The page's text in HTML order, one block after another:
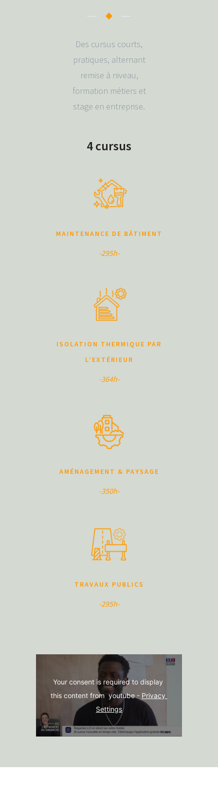
Des cursus courts,
pratiques, alternant
remise à niveau,
formation métiers et
stage en entreprise.
4 cursus
MAINTENANCE DE BÂTIMENT
-295h-
ISOLATION THERMIQUE PAR
L’EXTÉRIEUR
-364h-
AMÉNAGEMENT & PAYSAGE
-350h-
TRAVAUX PUBLICS
-295h-
Your consent is required to display
this content from  youtube - Privacy
Settings